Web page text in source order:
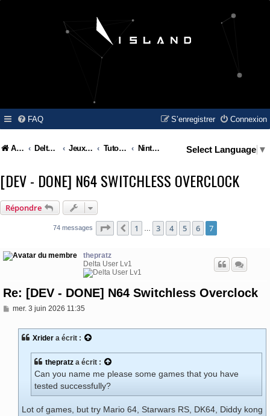
FAQ Connexion
S’enregistrer
Accueil Delta Island Jeux Video Tutoriel / Modding / Hack & Info Nintendo - Nintendo 64 / N64 Select Language ▼
[DEV - DONE] N64 SWITCHLESS OVERCLOCK
Répondre
74 messages Page sur
Précédente
1 3 4 5 6 7
thepratz
Delta User Lv1
Re: [DEV - DONE] N64 Switchless Overclock
M
mer. 3 juin 2026 11:35
Xrider a écrit :
thepratz a écrit :
Can you name me please some games that you have
tested successfully?
Lot of games, but try Mario 64, Starwars RS, DK64, Diddy kong